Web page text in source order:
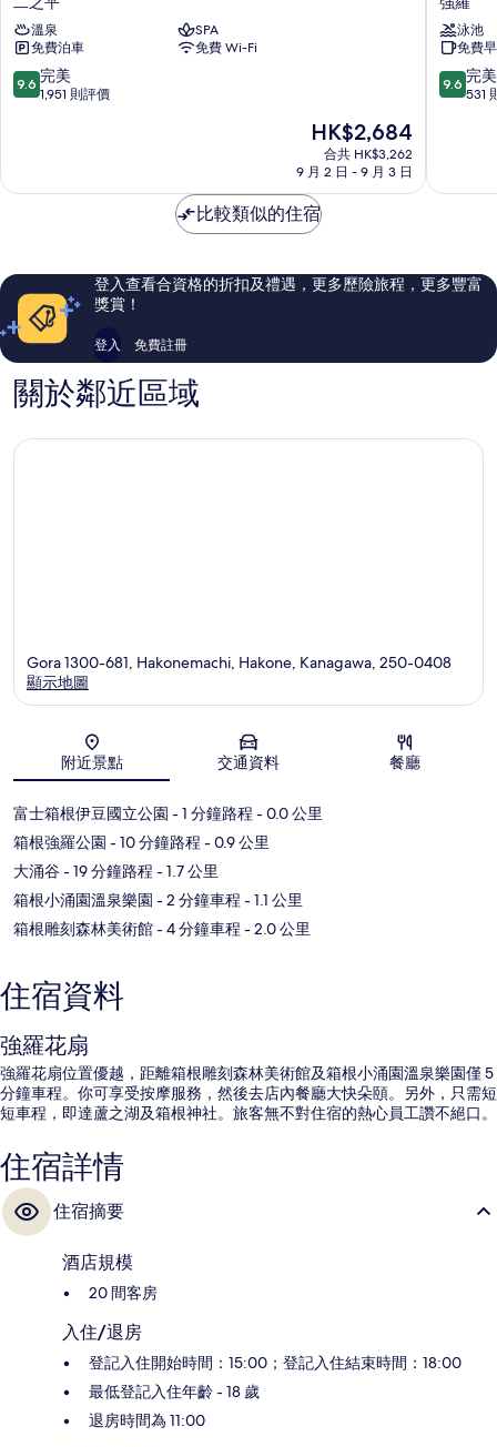
小
涌
園
天
悠
溫泉
SPA
免費泊車
免費 Wi-Fi
9.6
分
分)，
則
評
篇
9.6 完美
1,951 則評價
現
HK$2,684
HK$2,684
合共 HK$3,262
9 月 2 日 - 9 月 3 日
花
壇
強
羅
泳池
免費
9.6
分
分)，
則
評
9.6 完美
531
比較類似的住宿
登入查看合資格的折扣及禮遇，更多歷險旅程，更多豐富
獎賞！
登入 免費註冊
關於鄰近區域
地圖
Gora 1300-681, Hakonemachi, Hakone, Kanagawa, 250-0408
顯示地圖
附近景點 交通資料 餐廳
富士箱根伊豆國立公園 - 1 分鐘路程 - 0.0 公里
箱根強羅公園 - 10 分鐘路程 - 0.9 公里
大涌谷- 19 分鐘路程 - 1.7 公里
箱根小涌園溫泉樂園 - 2 分鐘車程 - 1.1 公里
箱根雕刻森林美術館- 4 分鐘車程 - 2.0 公里
住宿資料
強羅花扇
強羅花扇位置優越，距離箱根雕刻森林美術館及箱根小涌園溫泉樂園僅 5
分鐘車程。你可享受按摩服務，然後去店內餐廳大快朵頤。另外，只需短
短車程，即達蘆之湖及箱根神社。旅客無不對住宿的熱心員工讚不絕口。
住宿詳情
住宿摘要
酒店規模
20 間客房
入住/退房
登記入住開始時間：15:00；登記入住結束時間：18:00
最低登記入住年齡 - 18 歲
退房時間為 11:00